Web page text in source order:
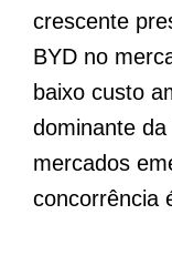
crescente
BYD no
baixo custo
dominante
mercados
concorrência